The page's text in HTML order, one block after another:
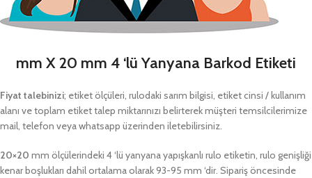
mm X 20 mm 4 ‘lü Yanyana Barkod Etiketi
Fiyat talebinizi; etiket ölçüleri, rulodaki sarım bilgisi, etiket cinsi / kullanım
alanı ve toplam etiket talep miktarınızı belirterek müşteri temsilcilerimize
mail, telefon veya whatsapp üzerinden iletebilirsiniz.
20×20 mm ölçülerindeki 4 ‘lü yanyana yapışkanlı rulo etiketin, rulo genişliği
kenar boşlukları dahil ortalama olarak 93-95 mm ‘dir. Sipariş öncesinde